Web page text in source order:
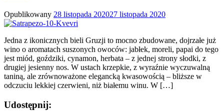
Opublikowany 28 listopada 202027 listopada 2020
Jedna z ikonicznych bieli Gruzji to mocno zbudowane, dojrzałe już
wino o aromatach suszonych owoców: jabłek, moreli, papai do tego
jest miód, goździki, cynamon, herbata – z jednej strony słodki, z
drugiej jesienny nos. W ustach krzepkie, z wyraźnie wyczuwalną
taniną, ale zrównoważone elegancką kwasowością – bliższe w
odczuciu lekkiej czerwieni, niż białemu winu. W […]
Udostępnij: